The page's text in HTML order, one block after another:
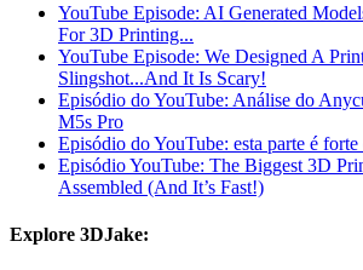
YouTube Episode: AI Generated
For 3D Printing...
YouTube Episode: We Designed A
Slingshot...And It Is Scary!
Episódio do YouTube: Análise do
M5s Pro
Episódio do YouTube: esta parte é
Episódio YouTube: The Biggest 3D
Assembled (And It’s Fast!)
Explore 3DJake: